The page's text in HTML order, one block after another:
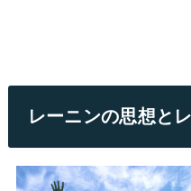
レーニンの思想と